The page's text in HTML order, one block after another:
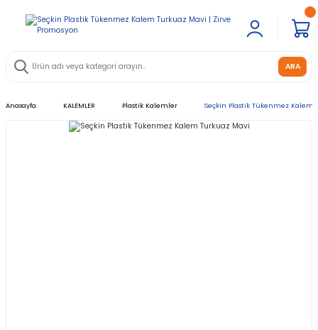
ARA
Anasayfa KALEMLER Plastik Kalemler Seçkin Plastik Tükenmez Kalem